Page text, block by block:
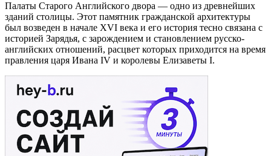
Палаты Старого Английского двора — одно из древнейших
зданий столицы. Этот памятник гражданской архитектуры
был возведен в начале XVI века и его история тесно связана с
историей Зарядья, с зарождением и становлением русско-
английских отношений, расцвет которых приходится на время
правления царя Ивана IV и королевы Елизаветы I.